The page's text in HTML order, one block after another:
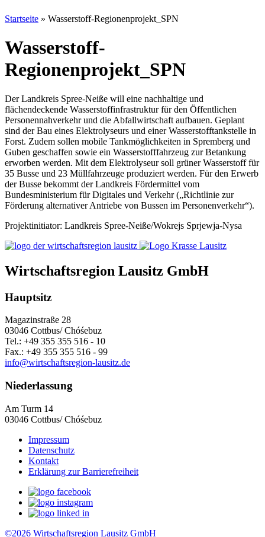
Startseite » Wasserstoff-Regionenprojekt_SPN
Wasserstoff-
Regionenprojekt_SPN
Der Landkreis Spree-Neiße will eine nachhaltige und
flächendeckende Wasserstoffinfrastruktur für den Öffentlichen
Personennahverkehr und die Abfallwirtschaft aufbauen. Geplant
sind der Bau eines Elektrolyseurs und einer Wasserstofftankstelle in
Forst. Zudem sollen mobile Tankmöglichkeiten in Spremberg und
Guben geschaffen sowie ein Wasserstofffahrzeug zur Betankung
erworben werden. Mit dem Elektrolyseur soll grüner Wasserstoff für
35 Busse und 23 Müllfahrzeuge produziert werden. Für den Erwerb
der Busse bekommt der Landkreis Fördermittel vom
Bundesministerium für Digitales und Verkehr („Richtlinie zur
Förderung alternativer Antriebe von Bussen im Personenverkehr“).
Projektinitiator: Landkreis Spree-Neiße/Wokrejs Sprjewja-Nysa
Wirtschaftsregion Lausitz GmbH
Hauptsitz
Magazinstraße 28
03046 Cottbus/ Chóśebuz
Tel.: +49 355 355 516 - 10
Fax.: +49 355 355 516 - 99
info@wirtschaftsregion-lausitz.de
Niederlassung
Am Turm 14
03046 Cottbus/ Chóśebuz
Impressum
Datenschutz
Kontakt
Erklärung zur Barrierefreiheit
©2026 Wirtschaftsregion Lausitz GmbH